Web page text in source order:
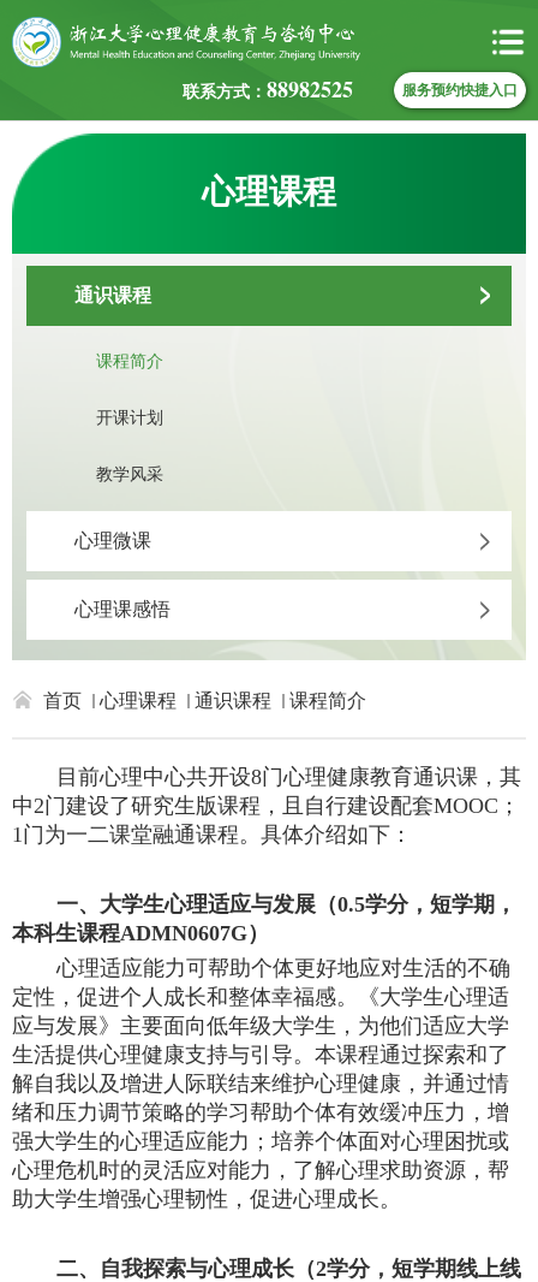
服务预约快捷入口
联系方式： 88982525
心理课程
通识课程
课程简介
开课计划
教学风采
心理微课
心理课感悟
首页 心理课程 通识课程 课程简介
目前心理中心共开设8门心理健康教育通识课，其
中2门建设了研究生版课程，且自行建设配套MOOC；
1门为一二课堂融通课程。具体介绍如下：
一、大学生心理适应与发展（0.5学分，短学期，
本科生课程ADMN0607G）
心理适应能力可帮助个体更好地应对生活的不确
定性，促进个人成长和整体幸福感。《大学生心理适
应与发展》 主要面向低年级大学生，为他们适应大学
生活提供心理健康支持与引导。 本课程通过探索和了
解自我以及增进人际联结来维护心理健康，并通过情
绪和压力调节策略的学习帮助个体有效缓冲压力，增
强大学生的心理适应能力 ； 培养个体面对心理困扰或
心理危机时的灵活应对能力，了解心理求助资源，帮
助大学生增强心理韧性，促进心理成长。
二、自我探索与心理成长（2学分，短学期线上线